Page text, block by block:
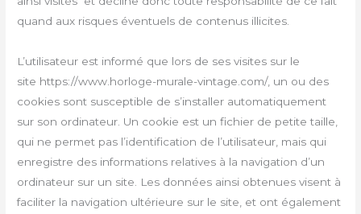
quand aux risques éventuels de contenus illicites.
L’utilisateur est informé que lors de ses visites sur le
site https://www.horloge-murale-vintage.com/, un ou des
cookies sont susceptible de s’installer automatiquement
sur son ordinateur. Un cookie est un fichier de petite taille,
qui ne permet pas l’identification de l’utilisateur, mais qui
enregistre des informations relatives à la navigation d’un
ordinateur sur un site. Les données ainsi obtenues visent à
faciliter la navigation ultérieure sur le site, et ont également